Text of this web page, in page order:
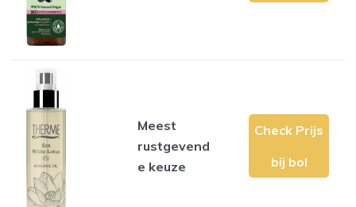
Meest
rustgevend
e keuze
Check Prijs
bij bol